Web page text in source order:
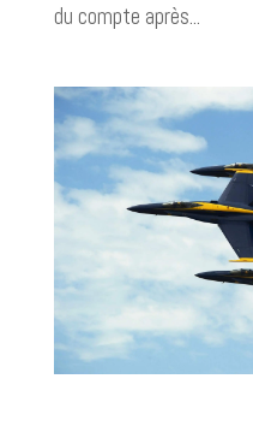
du compte après...